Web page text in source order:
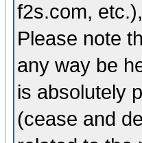
f2s.com,
Please note
any way be
is absolutely
(cease and